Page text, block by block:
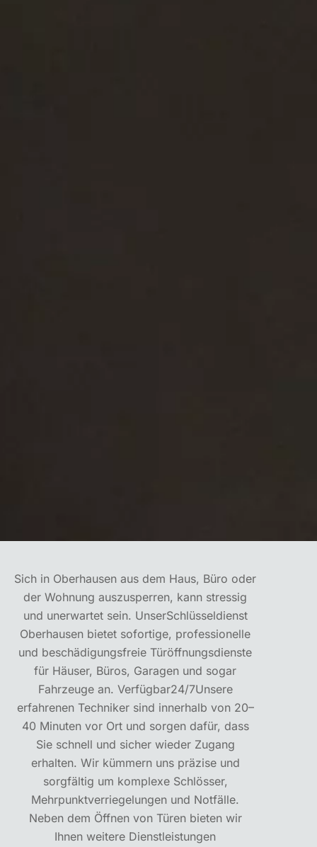
Sich in Oberhausen aus dem Haus, Büro oder
der Wohnung auszusperren, kann stressig
und unerwartet sein. UnserSchlüsseldienst
Oberhausen bietet sofortige, professionelle
und beschädigungsfreie Türöffnungsdienste
für Häuser, Büros, Garagen und sogar
Fahrzeuge an. Verfügbar24/7Unsere
erfahrenen Techniker sind innerhalb von 20–
40 Minuten vor Ort und sorgen dafür, dass
Sie schnell und sicher wieder Zugang
erhalten. Wir kümmern uns präzise und
sorgfältig um komplexe Schlösser,
Mehrpunktverriegelungen und Notfälle.
Neben dem Öffnen von Türen bieten wir
Ihnen weitere Dienstleistungen